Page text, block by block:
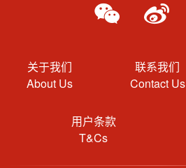
关于我们
About Us
联系我们
Contact Us
用户条款
T&Cs